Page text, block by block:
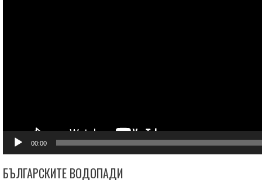
00:00
БЪЛГАРСКИТЕ ВОДОПАДИ